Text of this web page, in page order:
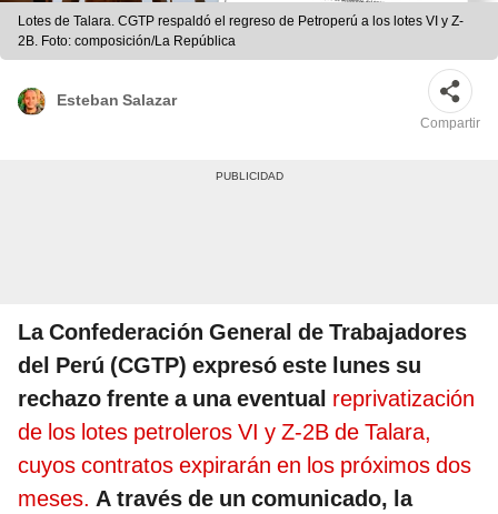
Lotes de Talara. CGTP respaldó el regreso de Petroperú a los lotes VI y Z-
2B. Foto: composición/La República
Esteban Salazar
Compartir
La Confederación General de Trabajadores
del Perú (CGTP) expresó este lunes su
rechazo frente a una eventual reprivatización
de los lotes petroleros VI y Z-2B de Talara,
cuyos contratos expirarán en los próximos dos
meses. A través de un comunicado, la